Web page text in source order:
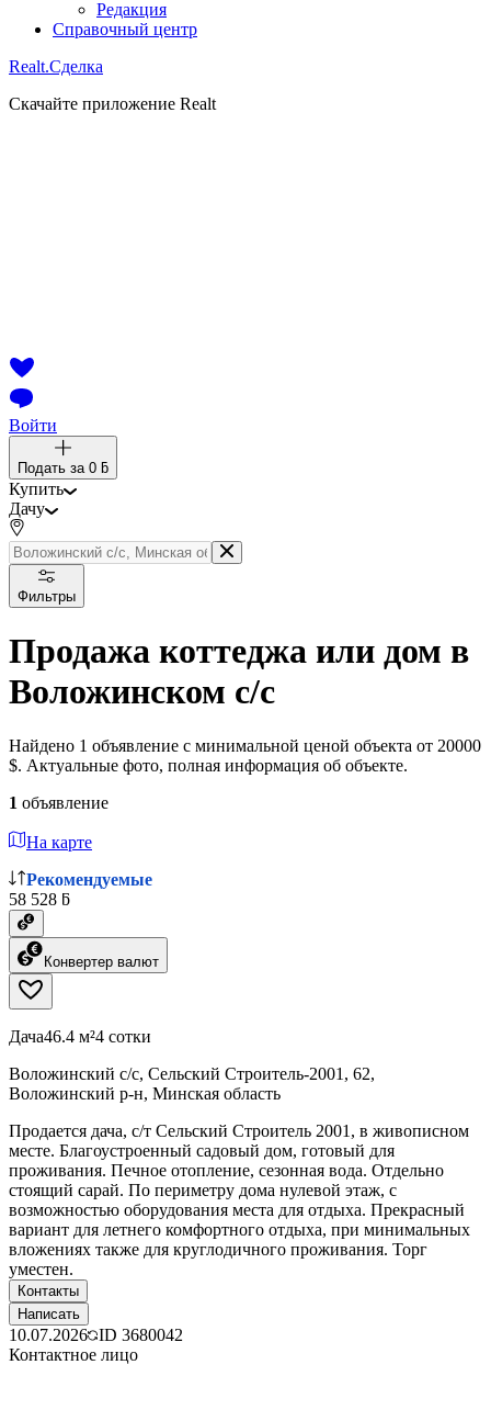
Редакция
Справочный центр
Realt.Сделка
Скачайте приложение Realt
Войти
Подать за 0 ƃ
Купить
Дачу
Фильтры
Продажа коттеджа или дом в
Воложинском с/с
Найдено 1 объявление с минимальной ценой объекта от 20000
$. Актуальные фото, полная информация об объекте.
1 объявление
На карте
Рекомендуемые
58 528 ƃ
Конвертер валют
Дача46.4 м²4 сотки
Воложинский с/с, Сельский Строитель-2001, 62,
Воложинский р-н, Минская область
Продается дача, с/т Сельский Строитель 2001, в живописном
месте. Благоустроенный садовый дом, готовый для
проживания. Печное отопление, сезонная вода. Отдельно
стоящий сарай. По периметру дома нулевой этаж, с
возможностью оборудования места для отдыха. Прекрасный
вариант для летнего комфортного отдыха, при минимальных
вложениях также для круглодичного проживания. Торг
уместен.
Контакты
Написать
10.07.2026 ID 3680042
Контактное лицо